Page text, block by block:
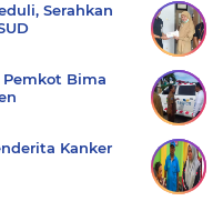
Serahkan
Bima
Kanker